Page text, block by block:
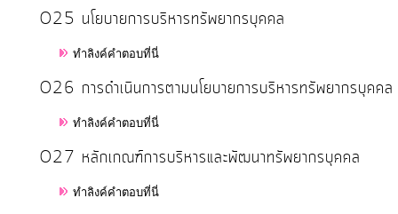
O25 นโยบายการบริหารทรัพยากรบุคคล
ทำลิงค์คำตอบที่นี่
O26 การดำเนินการตามนโยบายการบริหารทรัพยากรบุคคล
ทำลิงค์คำตอบที่นี่
O27 หลักเกณฑ์การบริหารและพัฒนาทรัพยากรบุคคล
ทำลิงค์คำตอบที่นี่